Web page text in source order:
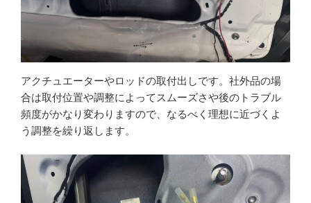
アクチュエーターやロッドの取付出しです。社外品の場
合は取付位置や調整によってスムーズさや後のトラブル
頻度がかなり変わりますので、なるべく理想に近づくよ
う調整を繰り返します。